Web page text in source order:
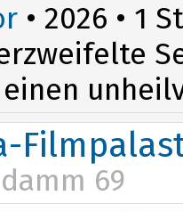
• 2026 • 1
69